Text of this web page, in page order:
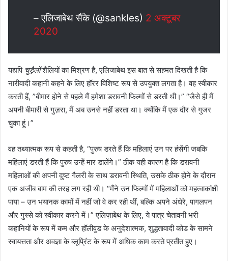
– एलिजाबेथ सैंके (@sankles) 2 अक्टूबर
2020
यद्यपि चुड़ैलोंशैलियों का मिश्रण है, एलिजाबेथ इस बात से सहमत दिखती है कि
नारीवादी कहानी कहने के लिए हॉरर विशिष्ट रूप से उपयुक्त लगता है। वह स्वीकार
करती हैं, ”बीमार होने से पहले मैं हमेशा डरावनी फिल्मों से डरती थी।” “जैसे ही मैं
अपनी बीमारी से गुज़रा, मैं अब उनसे नहीं डरता था। क्योंकि मैं एक दौर से गुजर
चुका हूं।”
वह तथ्यात्मक रूप से कहती है, “पुरुष डरते हैं कि महिलाएं उन पर हंसेंगी जबकि
महिलाएं डरती हैं कि पुरुष उन्हें मार डालेंगे।” ठीक यही कारण है कि डरावनी
महिलाओं की अपनी दुष्ट गैलरी के साथ डरावनी स्थिति, उसके ठीक होने के दौरान
एक अजीब बाम की तरह लग रही थी। “मैंने उन फिल्मों में महिलाओं को महत्वाकांक्षी
पाया – उन भयानक कामों में नहीं जो वे कर रही थीं, बल्कि अपने अंधेरे, पागलपन
और गुस्से को स्वीकार करने में।” एलिज़ाबेथ के लिए, ये पात्र चेतावनी भरी
कहानियों के रूप में कम और हॉलीवुड के अनुदेशात्मक, शुद्धतावादी कोड के सामने
स्वायत्तता और अवज्ञा के ब्लूप्रिंट के रूप में अधिक काम करते प्रतीत हुए।